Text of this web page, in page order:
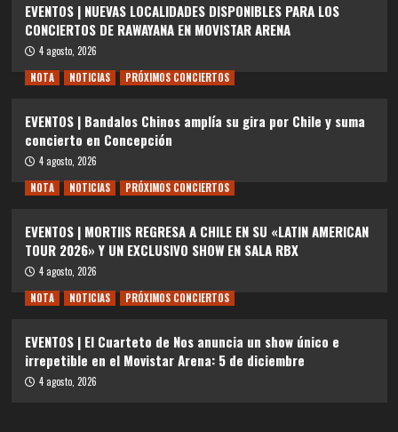
EVENTOS | NUEVAS LOCALIDADES DISPONIBLES PARA LOS
CONCIERTOS DE RAWAYANA EN MOVISTAR ARENA
4 agosto, 2026
NOTA
NOTICIAS PRÓXIMOS CONCIERTOS
EVENTOS | Bandalos Chinos amplía su gira por Chile y suma
concierto en Concepción
4 agosto, 2026
NOTA
NOTICIAS PRÓXIMOS CONCIERTOS
EVENTOS | MORTIIS REGRESA A CHILE EN SU «LATIN AMERICAN
TOUR 2026» Y UN EXCLUSIVO SHOW EN SALA RBX
4 agosto, 2026
NOTA
NOTICIAS PRÓXIMOS CONCIERTOS
EVENTOS | El Cuarteto de Nos anuncia un show único e
irrepetible en el Movistar Arena: 5 de diciembre
4 agosto, 2026